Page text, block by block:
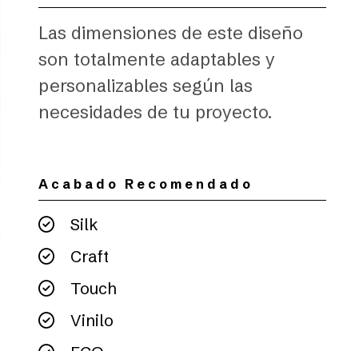
Las dimensiones de este diseño
son totalmente adaptables y
personalizables según las
necesidades de tu proyecto.
Acabado Recomendado
Silk
Craft
Touch
Vinilo